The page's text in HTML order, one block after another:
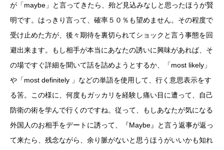
が「maybe」と言ってきたら、殆ど見込みなしと思ったほうが賢
明です。はっきり言って、確率５０％も望めません。その程度で
受け止めた方が、後々期待を裏切られてショックと言う事態を回
避出来ます。もし相手が本当にあなたの誘いに興味があれば、そ
の場ですぐ詳細を聞いて話を詰めようとするか、「most likely」
や「most definitely 」などの単語を使用して、行く意思表示をす
る筈。この様に、何度もガッカリを経験し痛い目に遭って、自己
防衛の術を学んで行くのですね。従って、もしあなたが気になる
外国人のお相手をデートに誘って、『Maybe』と言う返事が返っ
て来たら、残念ながら、余り脈がないと思うほうがいいかも知れ